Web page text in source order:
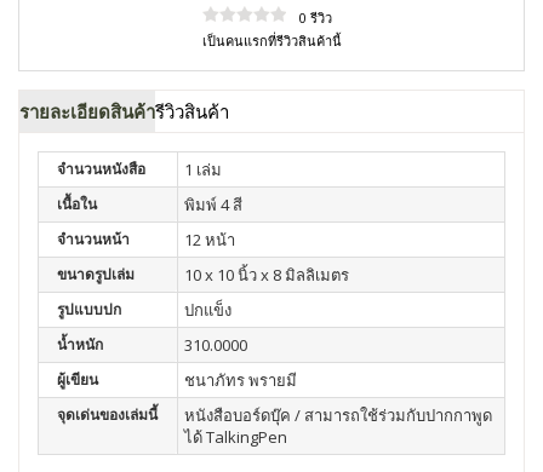
0 รีวิว
เป็นคนแรกที่รีวิวสินค้านี้
รายละเอียดสินค้ารีวิวสินค้า
จำนวนหนังสือ 1 เล่ม
เนื้อใน พิมพ์ 4 สี
จำนวนหน้า 12 หน้า
ขนาดรูปเล่ม 10 x 10 นิ้ว x 8 มิลลิเมตร
รูปแบบปก ปกแข็ง
น้ำหนัก 310.0000
ผู้เขียน ชนาภัทร พรายมี
จุดเด่นของเล่มนี้
หนังสือบอร์ดบุ๊ค / สามารถใช้ร่วมกับปากกาพูด
ได้ TalkingPen